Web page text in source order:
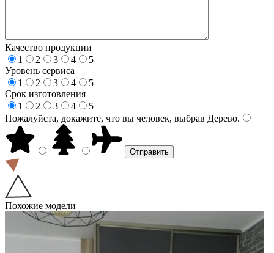
Качество продукции
1
2 3 4
5
Уровень сервиса
1
2 3 4
5
Срок изготовления
1
2 3 4
5
Пожалуйста, докажите, что вы человек, выбрав Дерево.
Похожие модели